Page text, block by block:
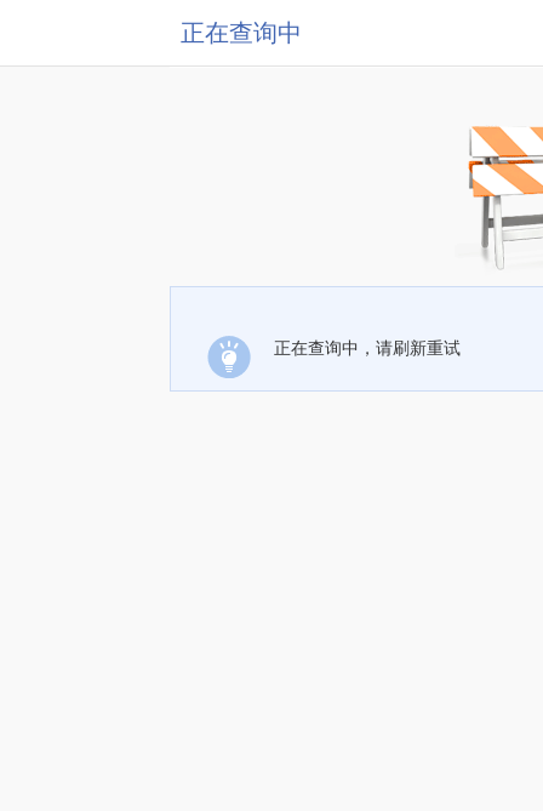
正在查询中
正在查询中，请刷新重试